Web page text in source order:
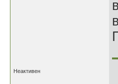
Неактивен